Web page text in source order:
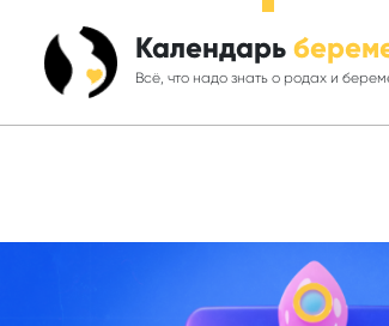
Календарь
Всё, что надо знать о родах и